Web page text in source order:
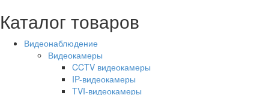
Каталог товаров
Видеонаблюдение
Видеокамеры
CCTV видеокамеры
IP-видеокамеры
TVI-видеокамеры